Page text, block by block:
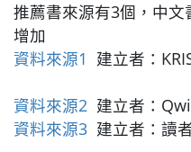
推薦書來源有3個，中
增加
資料來源1 建立者
資料來源2 建立者
資料來源3 建立者